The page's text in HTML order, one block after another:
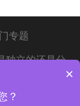
考完cma，就
知识，详情
专题
独立的还是分
© 2022
×
？